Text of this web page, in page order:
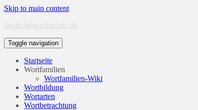
Skip to main content
deutscherwortschatz.de
Toggle navigation
Startseite
Wortfamilien
Wortfamilien-Wiki
Wortbildung
Wortarten
Wortbetrachtung